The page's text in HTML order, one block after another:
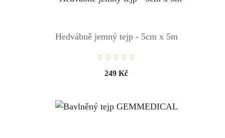
Hedvábně jemný tejp - 5cm x 5m
249 Kč